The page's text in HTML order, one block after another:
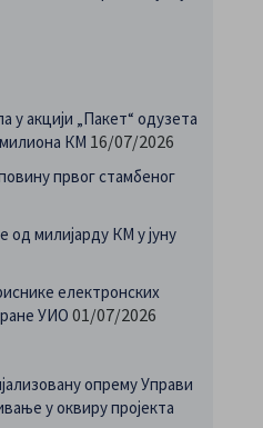
у акцији „Пакет“ одузета
милиона КМ 16/07/2026
првог стамбеног
милијарду КМ у јуну
електронских
УИО 01/07/2026
опрему Управи
у оквиру пројекта